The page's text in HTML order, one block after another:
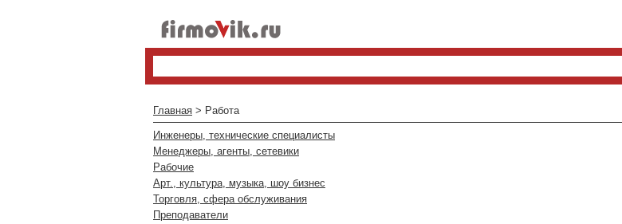
Главная > Работа
Инженеры, технические специалисты
Менеджеры, агенты, сетевики
Рабочие
Арт., культура, музыка, шоу бизнес
Торговля, сфера обслуживания
Преподаватели